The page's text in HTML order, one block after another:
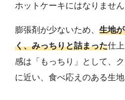
ホットケーキにはなりません
膨張剤が少ないため、 生地
く、みっちりと詰まった仕
感は「もっちり」として、
に近い、食べ応えのある生地